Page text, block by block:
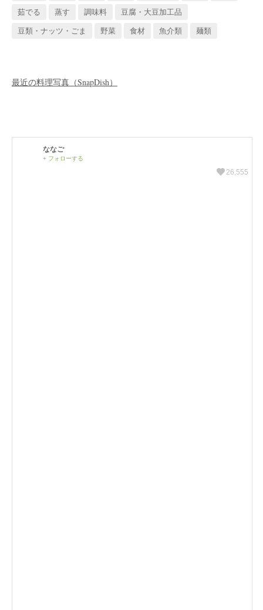
茹でる
蒸す 調味料
豆腐・大豆加工品
豆類・ナッツ・ごま
野菜 食材 魚介類 麺類
最近の料理写真（SnapDish）